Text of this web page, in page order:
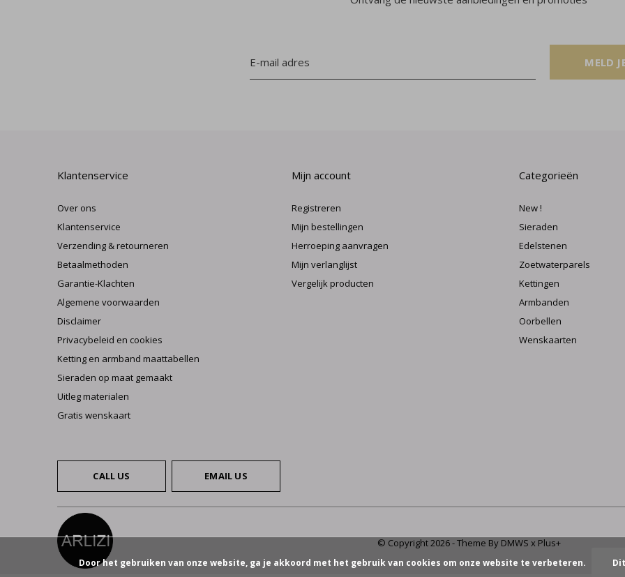
MELD
Klantenservice
Over ons
Klantenservice
Verzending & retourneren
Betaalmethoden
Garantie-Klachten
Algemene voorwaarden
Disclaimer
Privacybeleid en cookies
Ketting en armband maattabellen
Sieraden op maat gemaakt
Uitleg materialen
Gratis wenskaart
Mijn account
Registreren
Mijn bestellingen
Herroeping aanvragen
Mijn verlanglijst
Vergelijk producten
Categorieën
New !
Sieraden
Edelstenen
Zoetwaterparels
Kettingen
Armbanden
Oorbellen
Wenskaarten
CALL US EMAIL US
© Copyright2026- Theme By DMWS x Plus+
Door het gebruiken van onze website, ga je akkoord met het gebruik van cookies om onze website te verbeteren.